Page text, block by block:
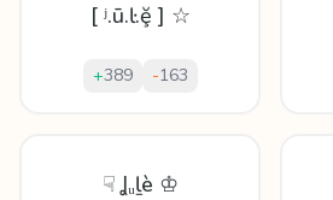
[ ʲ.ū.ŀ.ḝ ] ☆
+389 -163
☟ Ʝᵤḻè ♔